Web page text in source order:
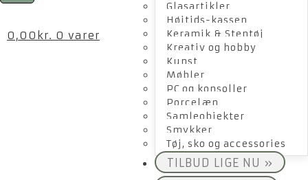
0,00 kr. 0 varer
Glasartikler
Højtids-kassen
Keramik & Stentøj
Kreativ og hobby
Kunst
Møbler
PC og konsoller
Porcelæn
Samleobjekter
Smykker
Tøj, sko og accessories
TILBUD LIGE NU »